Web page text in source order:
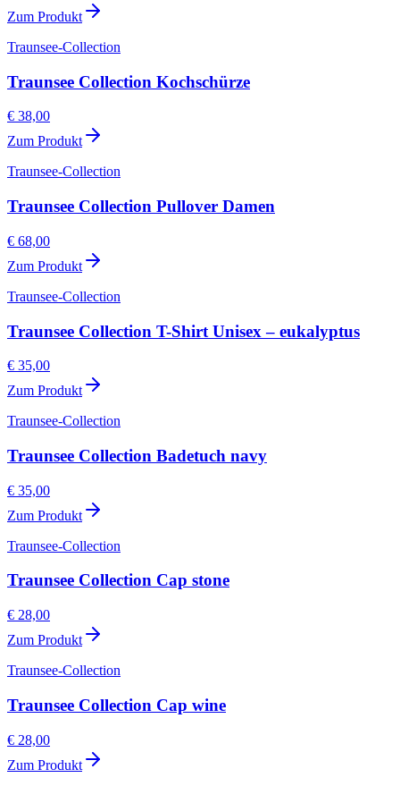
Zum Produkt
Traunsee-Collection
Traunsee Collection Kochschürze
€ 38,00
Zum Produkt
Traunsee-Collection
Traunsee Collection Pullover Damen
€ 68,00
Zum Produkt
Traunsee-Collection
Traunsee Collection T-Shirt Unisex – eukalyptus
€ 35,00
Zum Produkt
Traunsee-Collection
Traunsee Collection Badetuch navy
€ 35,00
Zum Produkt
Traunsee-Collection
Traunsee Collection Cap stone
€ 28,00
Zum Produkt
Traunsee-Collection
Traunsee Collection Cap wine
€ 28,00
Zum Produkt